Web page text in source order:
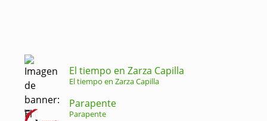
El tiempo en Zarza Capilla
El tiempo en Zarza Capilla
Parapente
Parapente